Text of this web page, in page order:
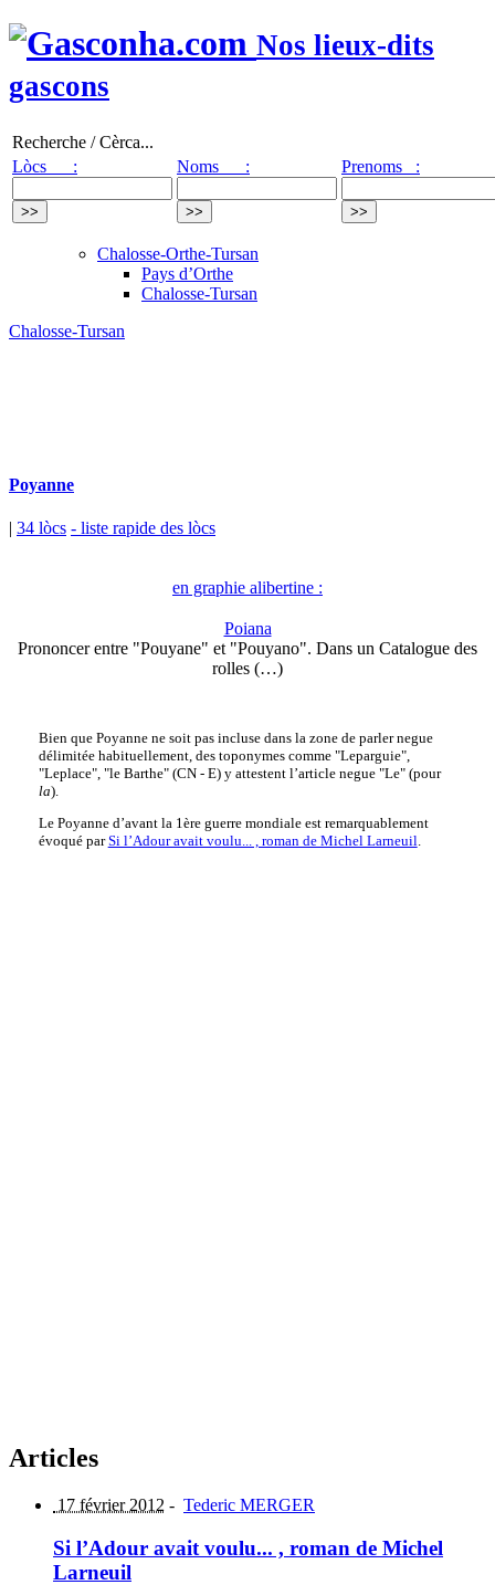
Nos lieux-dits
gascons
Recherche / Cèrca...
Lòcs :
Noms : Prenoms :
Chalosse-Orthe-Tursan
Pays d’Orthe
Chalosse-Tursan
Chalosse-Tursan
Poyanne
| 34 lòcs - liste rapide des lòcs
en graphie alibertine :
Poiana
Prononcer entre "Pouyane" et "Pouyano". Dans un Catalogue des
rolles (…)
Bien que Poyanne ne soit pas incluse dans la zone de parler negue
délimitée habituellement, des toponymes comme "Leparguie",
"Leplace", "le Barthe" (CN - E) y attestent l’article negue "Le" (pour
la).
Le Poyanne d’avant la 1ère guerre mondiale est remarquablement
évoqué parSi l’Adour avait voulu... , roman de Michel Larneuil.
Articles
17 février 2012 - Tederic MERGER
Si l’Adour avait voulu... , roman de Michel
Larneuil